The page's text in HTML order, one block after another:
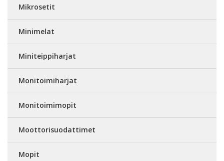
Mikrosetit
Minimelat
Miniteippiharjat
Monitoimiharjat
Monitoimimopit
Moottorisuodattimet
Mopit